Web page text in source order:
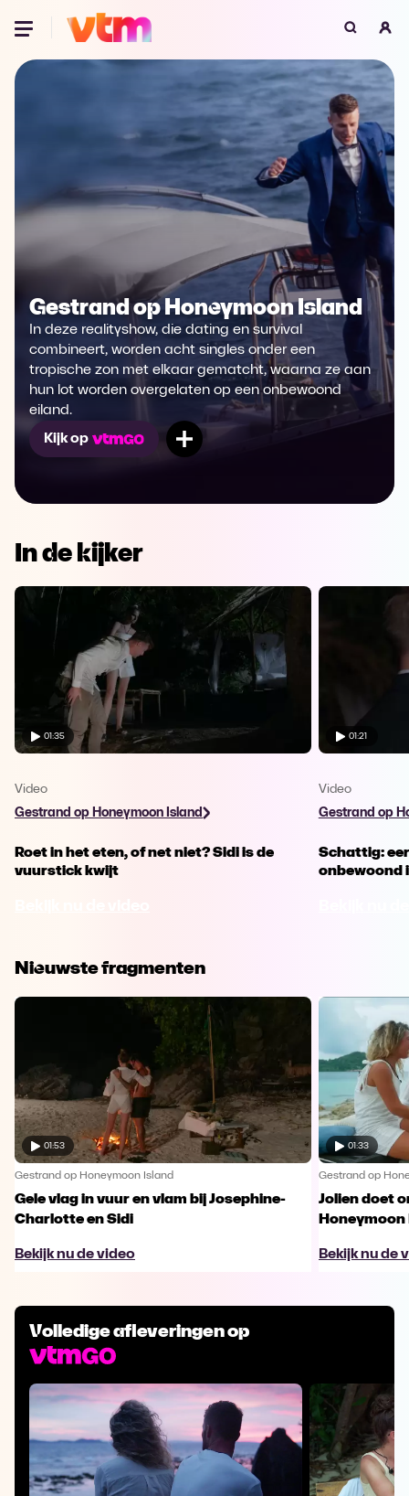
Voor je onze programma's gaat ontdekken,
best je browser updaten of hieronder één
van de ondersteunde browsers
downloaden.
Google Chrome Download
Download
Safari Download
Microsoft Edge Download
Opera Download
Gestrand op Honeymoon Island
In deze realityshow, die dating en survival
combineert, worden acht singles onder een
tropische zon met elkaar gematcht, waarna ze aan
hun lot worden overgelaten op een onbewoond
eiland.
Kijk op
In de kijker
01:35
Video
Gestrand op Honeymoon Island
Roet in het eten, of net niet? Sidi is de
vuurstick kwijt
01:21
Video
Gestrand op
Schattig:
onbewoond
Nieuwste fragmenten
01:53
Gestrand op Honeymoon Island
Gele vlag in vuur en vlam bij Josephine-
Charlotte en Sidi
Bekijk nu de video
01:33
Gestrand op
Jolien doet
Bekijk nu de
Volledige afleveringen op